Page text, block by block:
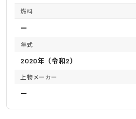
燃料
ー
年式
2020年（令和2）
上物メーカー
ー